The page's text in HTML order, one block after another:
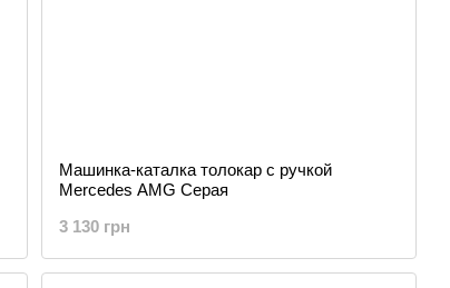
Машинка-каталка толокар с ручкой
Mercedes AMG Серая
3 130 грн